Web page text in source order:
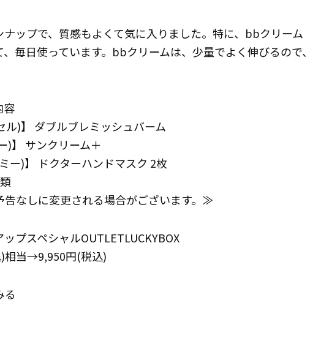
ナップで、質感もよくて気に入りました。特に、bbクリーム
毎日使っています。bbクリームは、少量でよく伸びるので、
容
ル)】 ダブルブレミッシュバーム
)】 サンクリーム＋
ー)】 ドクターハンドマスク 2枚
なしに変更される場合がございます。≫
プスペシャルOUTLETLUCKYBOX
相当→9,950円(税込)
る